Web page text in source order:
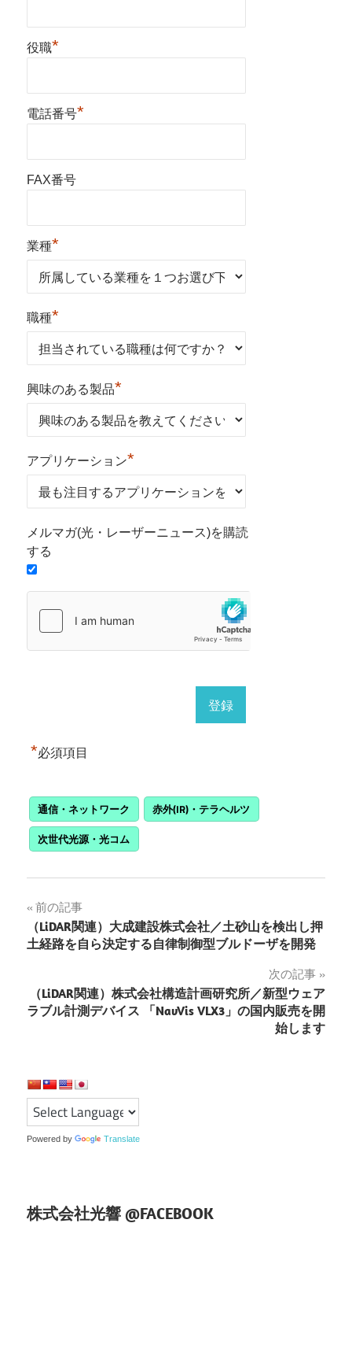
役職*
電話番号*
FAX番号
業種*
職種*
興味のある製品*
アプリケーション*
メルマガ(光・レーザーニュース)を購読
する
*必須項目
通信・ネットワーク
赤外(IR)・テラヘルツ
次世代光源・光コム
投
稿
ビ
シ
ョ
前の記事
（LiDAR関連）大成建設株式会社／土砂山を検出し押
土経路を自ら決定する自律制御型ブルドーザを開発
次の記事
（LiDAR関連）株式会社構造計画研究所／新型ウェア
ラブル計測デバイス 「NavVis VLX3」の国内販売を開
始します
Powered by Translate
株式会社光響 @FACEBOOK